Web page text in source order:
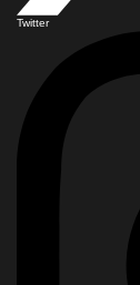
Twitter